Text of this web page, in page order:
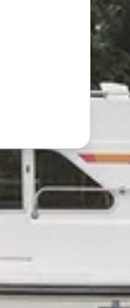
contenu exclusif.